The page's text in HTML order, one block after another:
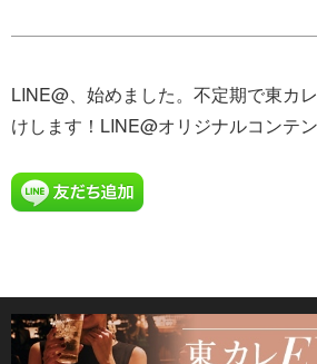
LINE@、始めました。不定期で東カ
けします！LINE@オリジナルコンテ